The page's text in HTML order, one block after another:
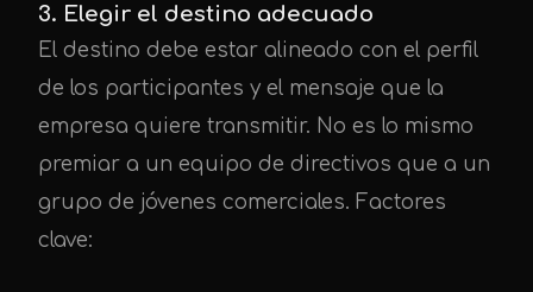
3. Elegir el destino adecuado
El destino debe estar alineado con el perfil
de los participantes y el mensaje que la
empresa quiere transmitir. No es lo mismo
premiar a un equipo de directivos que a un
grupo de jóvenes comerciales. Factores
clave: